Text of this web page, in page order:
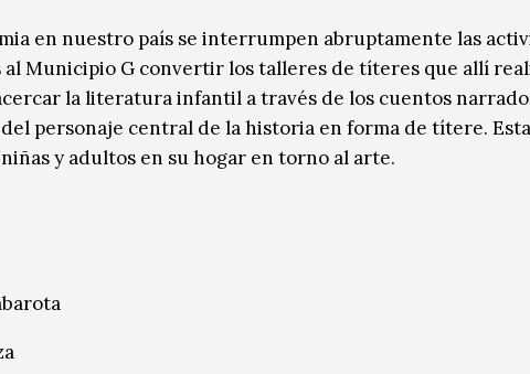
en nuestro país se interrumpen abruptamente las
Municipio G convertir los talleres de títeres que allí
la literatura infantil a través de los cuentos
personaje central de la historia en forma de títere.
y adultos en su hogar en torno al arte.